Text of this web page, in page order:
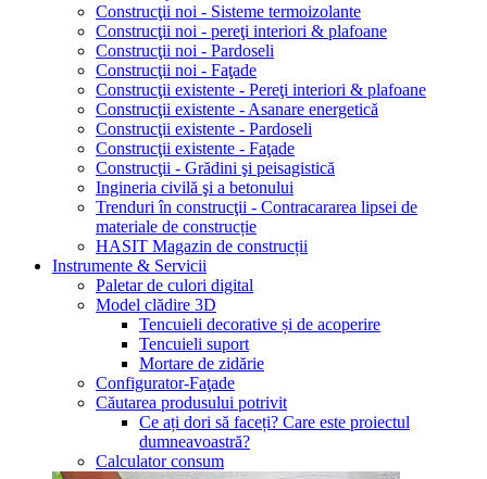
Construcţii noi - Sisteme termoizolante
Construcţii noi - pereţi interiori & plafoane
Construcţii noi - Pardoseli
Construcţii noi - Faţade
Construcţii existente - Pereţi interiori & plafoane
Construcţii existente - Asanare energetică
Construcţii existente - Pardoseli
Construcţii existente - Faţade
Construcţii - Grădini şi peisagistică
Ingineria civilă şi a betonului
Trenduri în construcţii - Contracararea lipsei de
materiale de construcție
HASIT Magazin de construcții
Instrumente & Servicii
Paletar de culori digital
Model clădire 3D
Tencuieli decorative și de acoperire
Tencuieli suport
Mortare de zidărie
Configurator-Faţade
Căutarea produsului potrivit
Ce ați dori să faceți? Care este proiectul
dumneavoastră?
Calculator consum